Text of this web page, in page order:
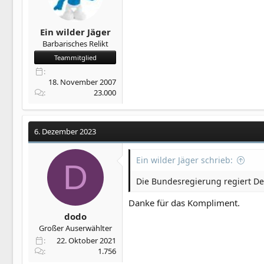
Ein wilder Jäger
Barbarisches Relikt
Teammitglied
18. November 2007
23.000
6. Dezember 2023
D
dodo
Großer Auserwählter
22. Oktober 2021
1.756
Ein wilder Jäger schrieb:
Die Bundesregierung regiert
Danke für das Kompliment.